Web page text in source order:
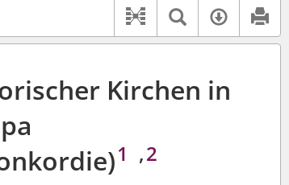
Dokument-
Textsuche
Kirchen in
1 ,2